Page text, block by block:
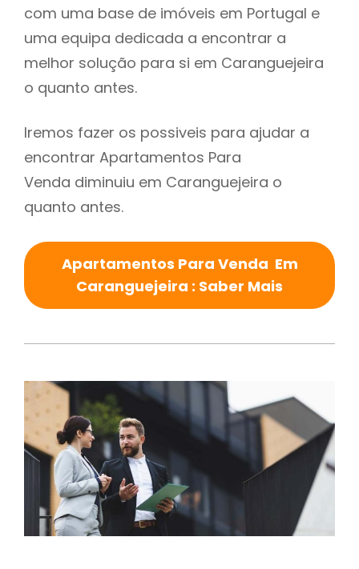
com uma base de imóveis em Portugal e
uma equipa dedicada a encontrar a
melhor solução para si em Caranguejeira
o quanto antes.
Iremos fazer os possiveis para ajudar a
encontrar Apartamentos Para
Venda diminuiu em Caranguejeira o
quanto antes.
Apartamentos Para Venda Em
Caranguejeira : Saber Mais